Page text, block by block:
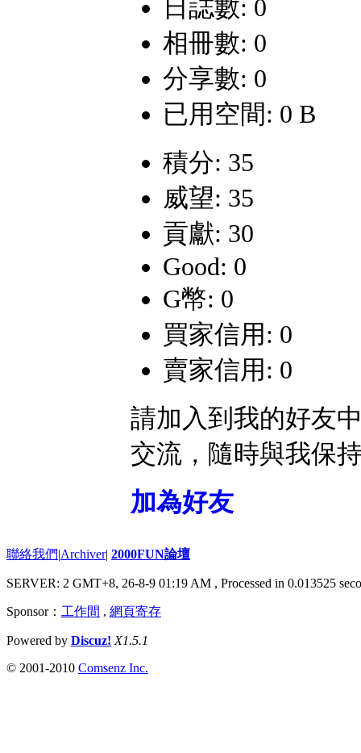
日誌數: 0
相冊數: 0
分享數: 0
已用空間: 0 B
積分: 35
威望: 35
貢獻: 30
Good: 0
G幣: 0
買家信用: 0
賣家信用: 0
請加入到我的好友
交流，隨時與我保
加為好友
聯絡我們|Archiver| 2000FUN論壇
SERVER: 2 GMT+8, 26-8-9 01:19 AM , Processed in 0.013525
Sponsor： 工作間 , 網頁寄存
Powered by Discuz! X1.5.1
© 2001-2010 Comsenz Inc.